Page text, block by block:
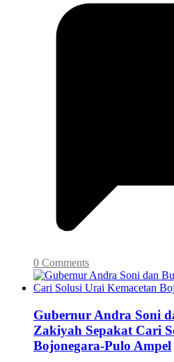
0 Comments
Gubernur Andra Soni
Zakiyah Sepakat Cari
Bojonegara-Pulo Ampel